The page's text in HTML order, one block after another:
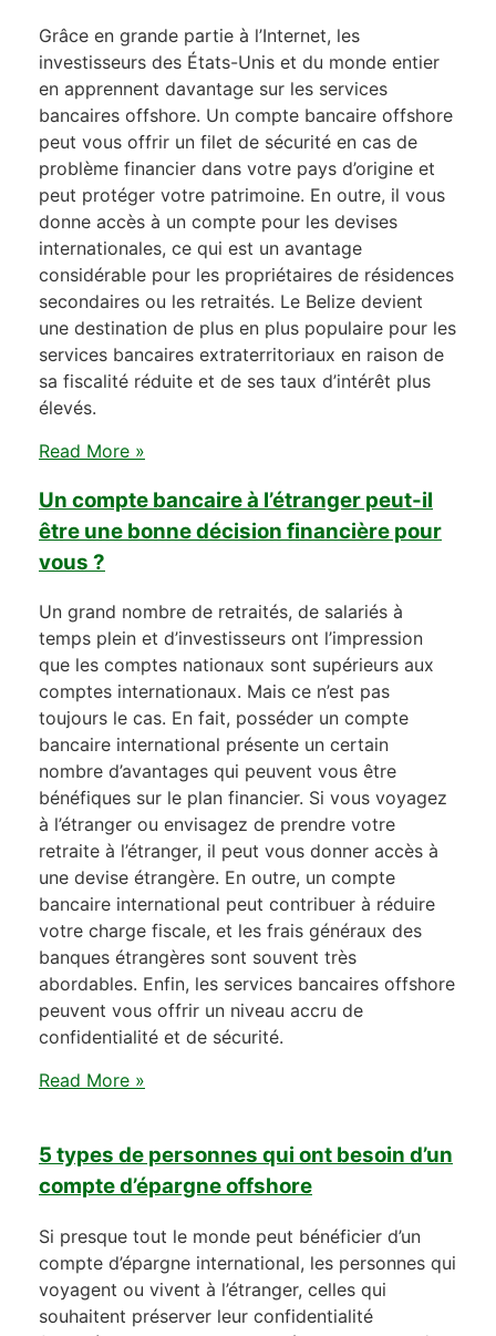
Grâce en grande partie à l’Internet, les
investisseurs des États-Unis et du monde entier
en apprennent davantage sur les services
bancaires offshore. Un compte bancaire offshore
peut vous offrir un filet de sécurité en cas de
problème financier dans votre pays d’origine et
peut protéger votre patrimoine. En outre, il vous
donne accès à un compte pour les devises
internationales, ce qui est un avantage
considérable pour les propriétaires de résidences
secondaires ou les retraités. Le Belize devient
une destination de plus en plus populaire pour les
services bancaires extraterritoriaux en raison de
sa fiscalité réduite et de ses taux d’intérêt plus
élevés.
Read More »
Un compte bancaire à l’étranger peut-il
être une bonne décision financière pour
vous ?
Un grand nombre de retraités, de salariés à
temps plein et d’investisseurs ont l’impression
que les comptes nationaux sont supérieurs aux
comptes internationaux. Mais ce n’est pas
toujours le cas. En fait, posséder un compte
bancaire international présente un certain
nombre d’avantages qui peuvent vous être
bénéfiques sur le plan financier. Si vous voyagez
à l’étranger ou envisagez de prendre votre
retraite à l’étranger, il peut vous donner accès à
une devise étrangère. En outre, un compte
bancaire international peut contribuer à réduire
votre charge fiscale, et les frais généraux des
banques étrangères sont souvent très
abordables. Enfin, les services bancaires offshore
peuvent vous offrir un niveau accru de
confidentialité et de sécurité.
Read More »
5 types de personnes qui ont besoin d’un
compte d’épargne offshore
Si presque tout le monde peut bénéficier d’un
compte d’épargne international, les personnes qui
voyagent ou vivent à l’étranger, celles qui
souhaitent préserver leur confidentialité